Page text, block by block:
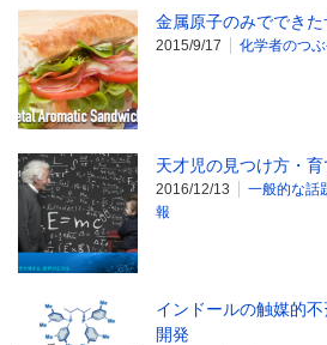
金属原子のみででき
2015/9/17 化学者のつぶ
天才児の見つけ方・
2016/12/13 一般的な話
報
インドールの触媒的
開発